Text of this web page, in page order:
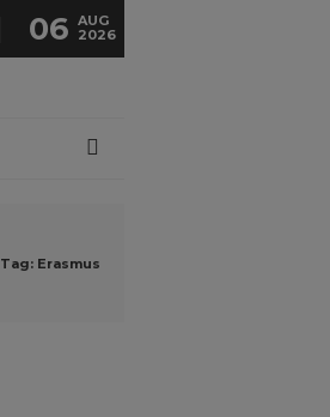
06 AUG
2026
Tag: Erasmus